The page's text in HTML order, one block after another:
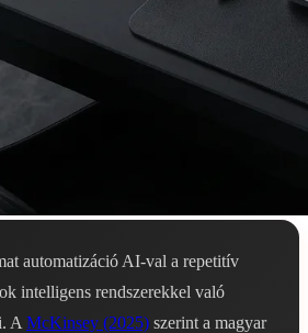
automatizáció AI-val a repetitív
intelligens rendszerekkel való
A McKinsey (2025) szerint a magyar